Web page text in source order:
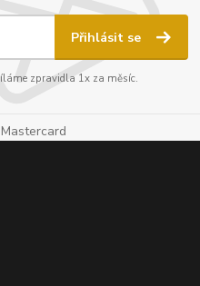
Přihlásit se
zpravidla 1x za měsíc.